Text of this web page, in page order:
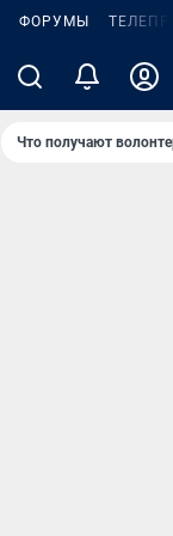
ФОРУМЫ
Что получают